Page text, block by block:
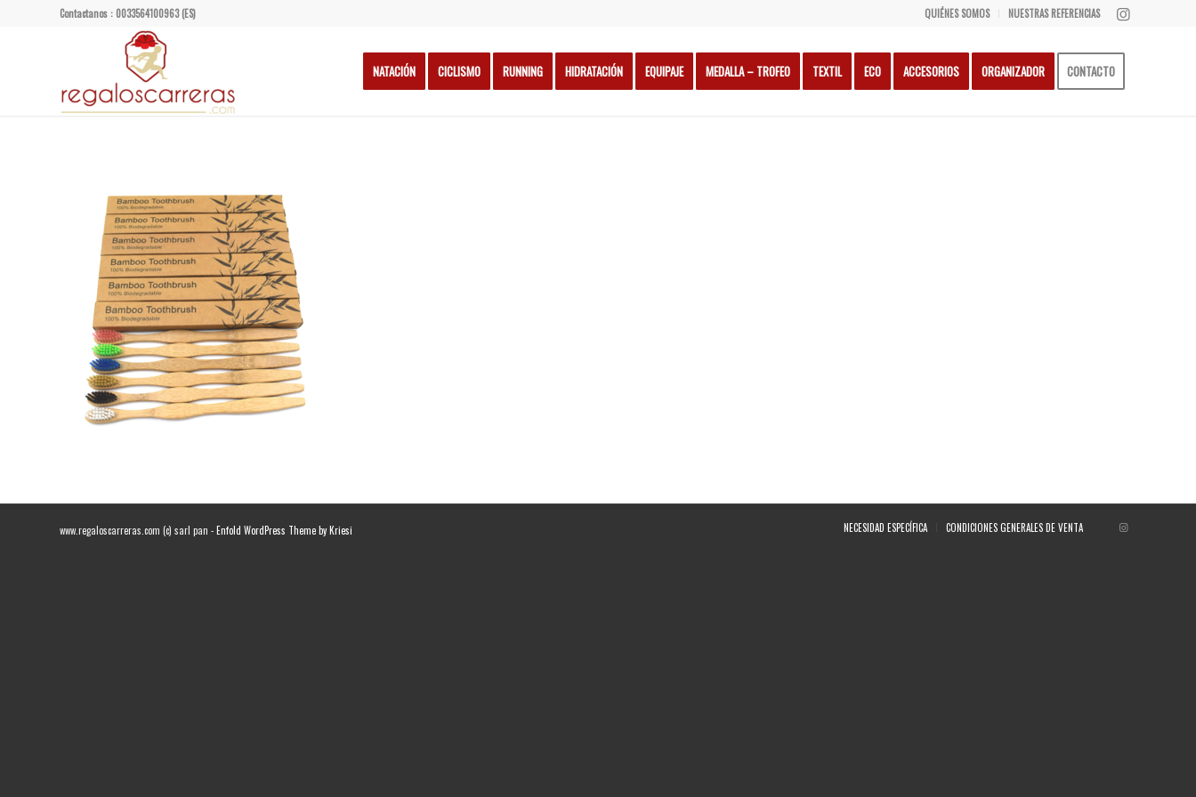
QUIÉNES SOMOS NUESTRAS REFERENCIAS
Contactanos : 0033564100963 (ES)
NATACIÓN CICLISMO RUNNING HIDRATACIÓN EQUIPAJE MEDALLA – TROFEO TEXTIL ECO ACCESORIOS ORGANIZADOR CONTACTO
www.regaloscarreras.com (c) sarl pan -Enfold WordPress Theme by Kriesi NECESIDAD ESPECÍFICA CONDICIONES GENERALES DE VENTA